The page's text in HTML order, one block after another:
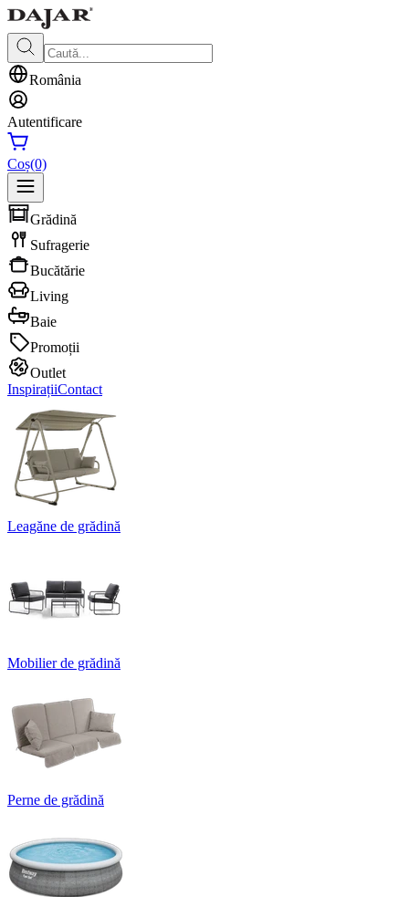
România
Autentificare
Coș(0)
Grădină
Sufragerie
Bucătărie
Living
Baie
Promoții
Outlet
InspirațiiContact
Leagăne de grădină
Mobilier de grădină
Perne de grădină